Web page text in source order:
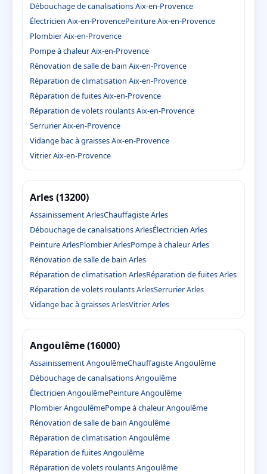
Débouchage de canalisations Aix-en-Provence
Électricien Aix-en-ProvencePeinture Aix-en-Provence
Plombier Aix-en-Provence
Pompe à chaleur Aix-en-Provence
Rénovation de salle de bain Aix-en-Provence
Réparation de climatisation Aix-en-Provence
Réparation de fuites Aix-en-Provence
Réparation de volets roulants Aix-en-Provence
Serrurier Aix-en-Provence
Vidange bac à graisses Aix-en-Provence
Vitrier Aix-en-Provence
Arles (13200)
Assainissement ArlesChauffagiste Arles
Débouchage de canalisations ArlesÉlectricien Arles
Peinture ArlesPlombier ArlesPompe à chaleur Arles
Rénovation de salle de bain Arles
Réparation de climatisation ArlesRéparation de fuites Arles
Réparation de volets roulants ArlesSerrurier Arles
Vidange bac à graisses ArlesVitrier Arles
Angoulême (16000)
Assainissement AngoulêmeChauffagiste Angoulême
Débouchage de canalisations Angoulême
Électricien AngoulêmePeinture Angoulême
Plombier AngoulêmePompe à chaleur Angoulême
Rénovation de salle de bain Angoulême
Réparation de climatisation Angoulême
Réparation de fuites Angoulême
Réparation de volets roulants Angoulême